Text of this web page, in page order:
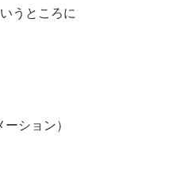
うところに
ション）